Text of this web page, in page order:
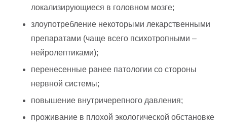
локализирующиеся в головном мозге;
злоупотребление некоторыми лекарственными
препаратами (чаще всего психотропными –
нейролептиками);
перенесенные ранее патологии со стороны
нервной системы;
повышение внутричерепного давления;
проживание в плохой экологической обстановке